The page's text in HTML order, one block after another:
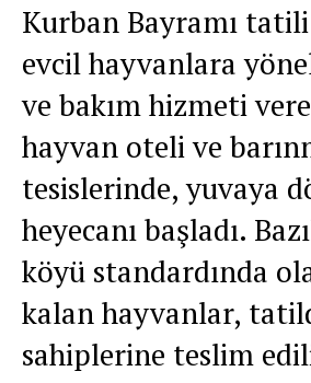
Kurban Bayramı
evcil hayvanlara
ve bakım hizmeti
hayvan oteli ve
tesislerinde, yuvaya
heyecanı başladı.
köyü standardında
kalan hayvanlar,
sahiplerine teslim